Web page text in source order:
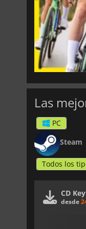
Las
PC
Steam
Todos los
CD Key
desde